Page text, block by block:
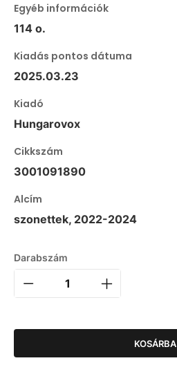
Egyéb információk
114 o.
Kiadás pontos dátuma
2025.03.23
Kiadó
Hungarovox
Cikkszám
3001091890
Alcím
szonettek, 2022-2024
Darabszám
KOSÁRBA